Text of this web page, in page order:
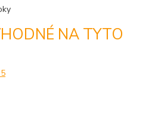
NA TYTO